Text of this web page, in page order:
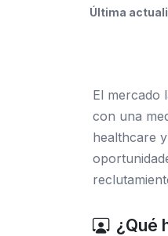
Última
El mercado
con una
healthcare
¿Qué